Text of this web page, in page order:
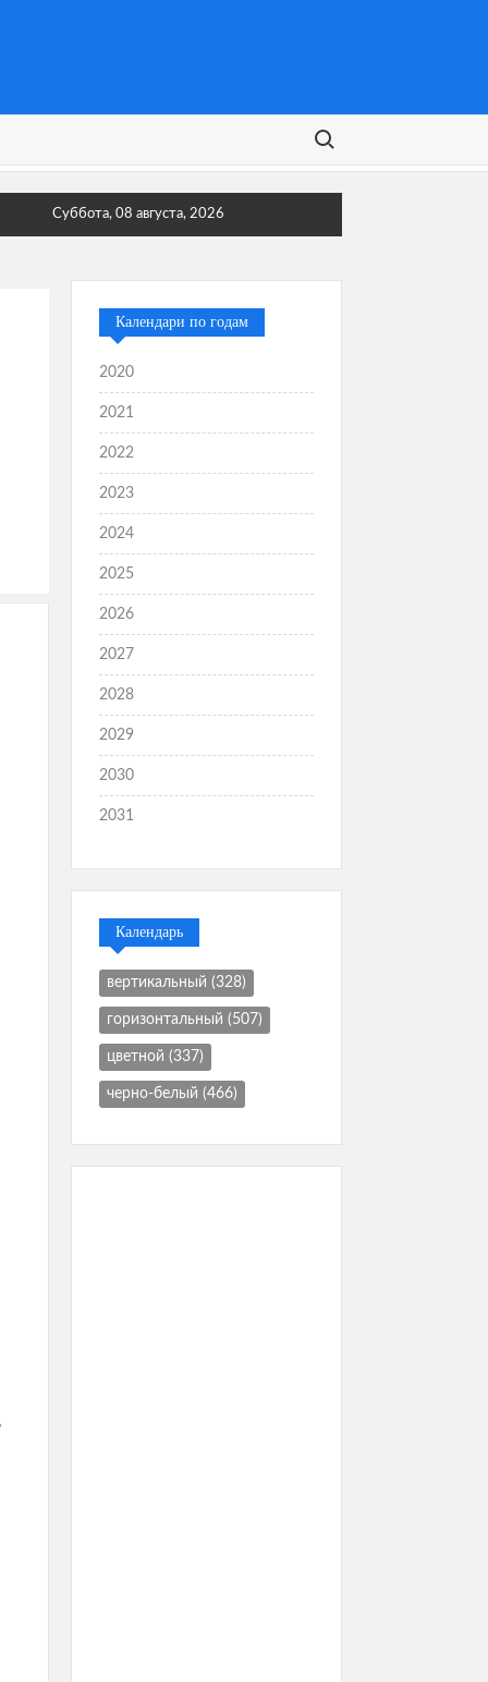
Поиск:
Суббота, 08 августа, 2026
Календари по годам
2020
2021
2022
2023
2024
2025
2026
2027
2028
2029
2030
2031
Календарь
вертикальный (328)
горизонтальный (507)
цветной (337)
черно-белый (466)